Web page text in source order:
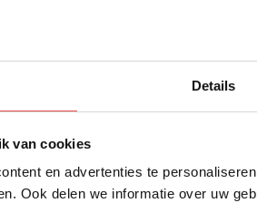
Details
van cookies
en advertenties te
Ook delen we informatie over uw
tussen? Stuur dan een
. We helpen je graag!